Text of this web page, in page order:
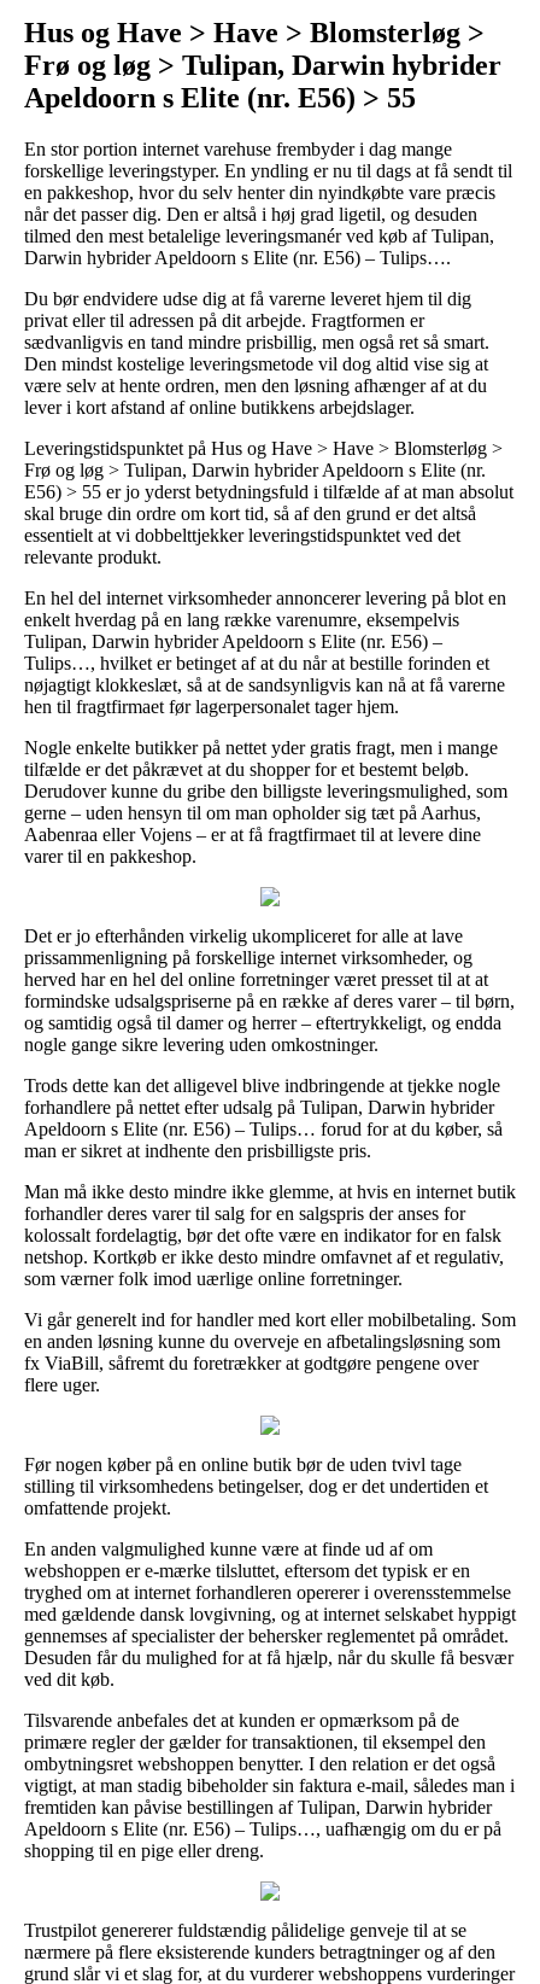
Hus og Have > Have > Blomsterløg >
Frø og løg > Tulipan, Darwin hybrider
Apeldoorn s Elite (nr. E56) > 55
En stor portion internet varehuse frembyder i dag mange
forskellige leveringstyper. En yndling er nu til dags at få sendt til
en pakkeshop, hvor du selv henter din nyindkøbte vare præcis
når det passer dig. Den er altså i høj grad ligetil, og desuden
tilmed den mest betalelige leveringsmanér ved køb af Tulipan,
Darwin hybrider Apeldoorn s Elite (nr. E56) – Tulips….
Du bør endvidere udse dig at få varerne leveret hjem til dig
privat eller til adressen på dit arbejde. Fragtformen er
sædvanligvis en tand mindre prisbillig, men også ret så smart.
Den mindst kostelige leveringsmetode vil dog altid vise sig at
være selv at hente ordren, men den løsning afhænger af at du
lever i kort afstand af online butikkens arbejdslager.
Leveringstidspunktet på Hus og Have > Have > Blomsterløg >
Frø og løg > Tulipan, Darwin hybrider Apeldoorn s Elite (nr.
E56) > 55 er jo yderst betydningsfuld i tilfælde af at man absolut
skal bruge din ordre om kort tid, så af den grund er det altså
essentielt at vi dobbelttjekker leveringstidspunktet ved det
relevante produkt.
En hel del internet virksomheder annoncerer levering på blot en
enkelt hverdag på en lang række varenumre, eksempelvis
Tulipan, Darwin hybrider Apeldoorn s Elite (nr. E56) –
Tulips…, hvilket er betinget af at du når at bestille forinden et
nøjagtigt klokkeslæt, så at de sandsynligvis kan nå at få varerne
hen til fragtfirmaet før lagerpersonalet tager hjem.
Nogle enkelte butikker på nettet yder gratis fragt, men i mange
tilfælde er det påkrævet at du shopper for et bestemt beløb.
Derudover kunne du gribe den billigste leveringsmulighed, som
gerne – uden hensyn til om man opholder sig tæt på Aarhus,
Aabenraa eller Vojens – er at få fragtfirmaet til at levere dine
varer til en pakkeshop.
Det er jo efterhånden virkelig ukompliceret for alle at lave
prissammenligning på forskellige internet virksomheder, og
herved har en hel del online forretninger været presset til at at
formindske udsalgspriserne på en række af deres varer – til børn,
og samtidig også til damer og herrer – eftertrykkeligt, og endda
nogle gange sikre levering uden omkostninger.
Trods dette kan det alligevel blive indbringende at tjekke nogle
forhandlere på nettet efter udsalg på Tulipan, Darwin hybrider
Apeldoorn s Elite (nr. E56) – Tulips… forud for at du køber, så
man er sikret at indhente den prisbilligste pris.
Man må ikke desto mindre ikke glemme, at hvis en internet butik
forhandler deres varer til salg for en salgspris der anses for
kolossalt fordelagtig, bør det ofte være en indikator for en falsk
netshop. Kortkøb er ikke desto mindre omfavnet af et regulativ,
som værner folk imod uærlige online forretninger.
Vi går generelt ind for handler med kort eller mobilbetaling. Som
en anden løsning kunne du overveje en afbetalingsløsning som
fx ViaBill, såfremt du foretrækker at godtgøre pengene over
flere uger.
Før nogen køber på en online butik bør de uden tvivl tage
stilling til virksomhedens betingelser, dog er det undertiden et
omfattende projekt.
En anden valgmulighed kunne være at finde ud af om
webshoppen er e-mærke tilsluttet, eftersom det typisk er en
tryghed om at internet forhandleren opererer i overensstemmelse
med gældende dansk lovgivning, og at internet selskabet hyppigt
gennemses af specialister der behersker reglementet på området.
Desuden får du mulighed for at få hjælp, når du skulle få besvær
ved dit køb.
Tilsvarende anbefales det at kunden er opmærksom på de
primære regler der gælder for transaktionen, til eksempel den
ombytningsret webshoppen benytter. I den relation er det også
vigtigt, at man stadig bibeholder sin faktura e-mail, således man i
fremtiden kan påvise bestillingen af Tulipan, Darwin hybrider
Apeldoorn s Elite (nr. E56) – Tulips…, uafhængig om du er på
shopping til en pige eller dreng.
Trustpilot genererer fuldstændig pålidelige genveje til at se
nærmere på flere eksisterende kunders betragtninger og af den
grund slår vi et slag for, at du vurderer webshoppens vurderinger